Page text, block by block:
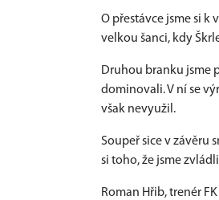
O přestávce jsme si
velkou šanci, kdy
Druhou branku jsme
dominovali. V ní se
však nevyužil.
Soupeř sice v závěru
si toho, že jsme
Roman Hřib, trenér